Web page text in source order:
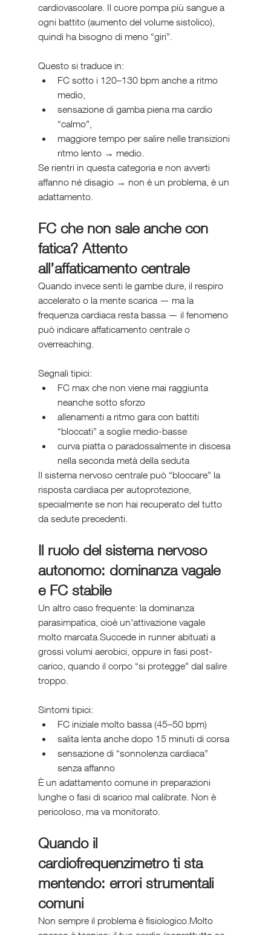
cardiovascolare. Il cuore pompa più sangue a
ogni battito (aumento del volume sistolico),
quindi ha bisogno di meno “giri”.
Questo si traduce in:
FC sotto i 120–130 bpm anche a ritmo
medio,
sensazione di gamba piena ma cardio
“calmo”,
maggiore tempo per salire nelle transizioni
ritmo lento → medio.
Se rientri in questa categoria e non avverti
affanno né disagio → non è un problema, è un
adattamento.
FC che non sale anche con
fatica? Attento
all’affaticamento centrale
Quando invece senti le gambe dure, il respiro
accelerato o la mente scarica — ma la
frequenza cardiaca resta bassa — il fenomeno
può indicare affaticamento centrale o
overreaching.
Segnali tipici:
FC max che non viene mai raggiunta
neanche sotto sforzo
allenamenti a ritmo gara con battiti
“bloccati” a soglie medio-basse
curva piatta o paradossalmente in discesa
nella seconda metà della seduta
Il sistema nervoso centrale può “bloccare” la
risposta cardiaca per autoprotezione,
specialmente se non hai recuperato del tutto
da sedute precedenti.
Il ruolo del sistema nervoso
autonomo: dominanza vagale
e FC stabile
Un altro caso frequente: la dominanza
parasimpatica, cioè un'attivazione vagale
molto marcata.Succede in runner abituati a
grossi volumi aerobici, oppure in fasi post-
carico, quando il corpo “si protegge” dal salire
troppo.
Sintomi tipici:
FC iniziale molto bassa (45–50 bpm)
salita lenta anche dopo 15 minuti di corsa
sensazione di “sonnolenza cardiaca”
senza affanno
È un adattamento comune in preparazioni
lunghe o fasi di scarico mal calibrate. Non è
pericoloso, ma va monitorato.
Quando il
cardiofrequenzimetro ti sta
mentendo: errori strumentali
comuni
Non sempre il problema è fisiologico.Molto